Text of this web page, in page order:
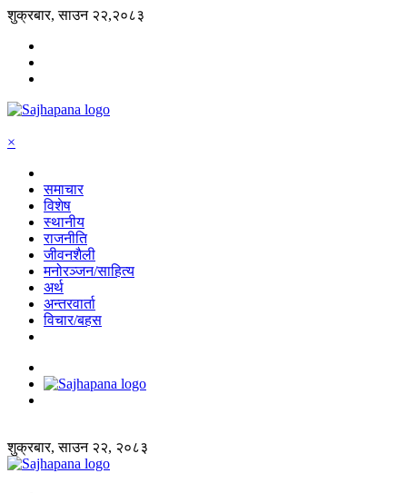
शुक्रबार, साउन २२,२०८३
×
समाचार
विशेष
स्थानीय
राजनीति
जीवनशैली
मनोरञ्जन/साहित्य
अर्थ
अन्तरवार्ता
विचार/बहस
शुक्रबार, साउन २२, २०८३